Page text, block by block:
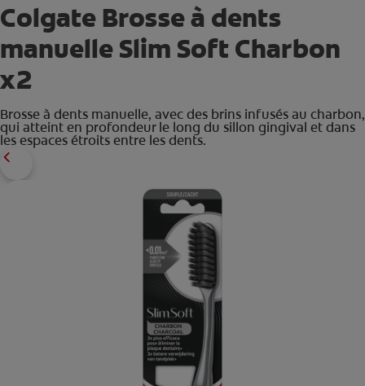
Colgate Brosse à dents
manuelle Slim Soft Charbon
x2
Brosse à dents manuelle, avec des brins infusés au charbon,
qui atteint en profondeur le long du sillon gingival et dans
les espaces étroits entre les dents.